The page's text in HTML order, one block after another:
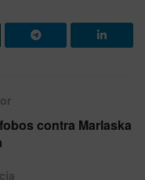
contra Marlaska